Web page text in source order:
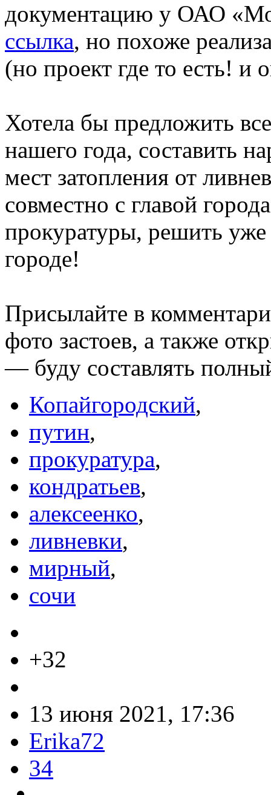
документацию у ОАО
ссылка, но похоже
(но проект где то есть! и
Хотела бы предложить
нашего года, составить
мест затопления от
совместно с главой
прокуратуры, решить
городе!
Присылайте в
фото застоев, а также
— буду составлять
Копайгородский,
путин,
прокуратура,
кондратьев,
алексеенко,
ливневки,
мирный,
сочи
+32
13 июня 2021, 17:36
Erika72
34